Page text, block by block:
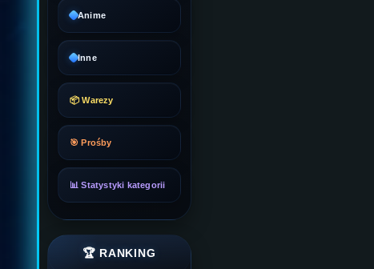
Anime
Inne
📦 Warezy
🎯 Prośby
📊 Statystyki kategorii
🏆 RANKING